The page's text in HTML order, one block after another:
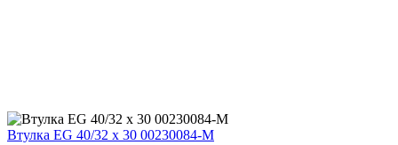
Втулка EG 40/32 x 30 00230084-M